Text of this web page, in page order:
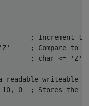
; Increment
; Compare to
; char <= 'Z'
writeable
0  ; Stores the